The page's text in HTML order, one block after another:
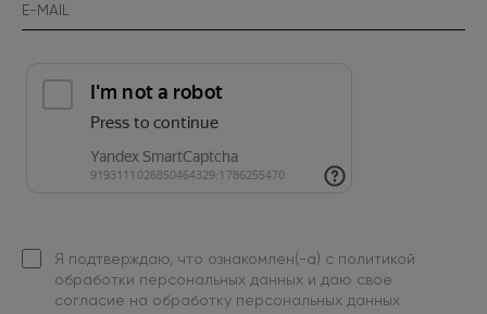
Я подтверждаю, что ознакомлен(-а) с политикой
обработки персональных данных и даю свое
согласие на обработку персональных данных